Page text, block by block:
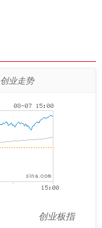
创业走势
创业板指